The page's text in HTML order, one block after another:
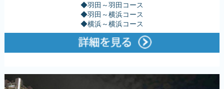
◆羽田～羽田コース
◆羽田～横浜コース
◆横浜～横浜コース